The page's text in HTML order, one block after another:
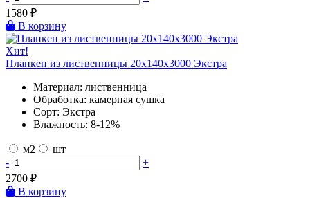
1580 ₽
В корзину
Хит!
Планкен из лиственницы 20х140х3000 Экстра
Материал: лиственница
Обработка: камерная сушка
Сорт: Экстра
Влажность: 8-12%
м2
шт
-
+
2700 ₽
В корзину